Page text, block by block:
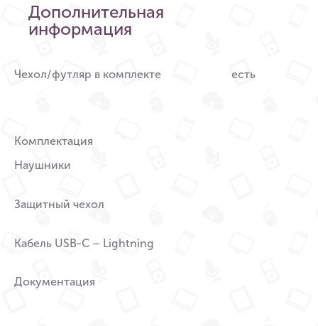
Дополнительная
информация
Чехол/футляр в комплекте есть
Комплектация
Наушники
Защитный чехол
Кабель USB-C – Lightning
Документация